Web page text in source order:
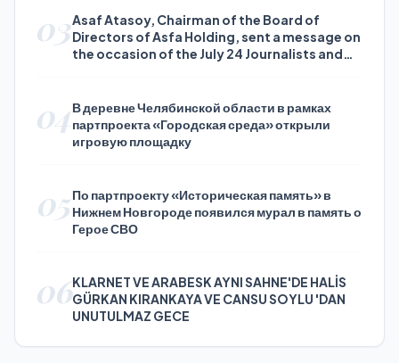
03Asaf Atasoy, Chairman of the Board of
Directors of Asfa Holding, sent a message on
the occasion of the July 24 Journalists and
04В деревне Челябинской области в рамках
партпроекта «Городская среда» открыли
игровую площадку
05По партпроекту «Историческая память» в
Нижнем Новгороде появился мурал в память о
Герое СВО
06KLARNET VE ARABESK AYNI SAHNE'DE HALİS
GÜRKAN KIRANKAYA VE CANSU SOYLU 'DAN
UNUTULMAZ GECE